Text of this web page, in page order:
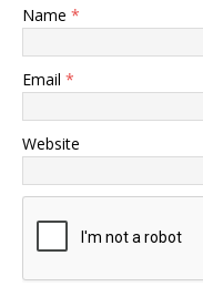
Name *
Email *
Website